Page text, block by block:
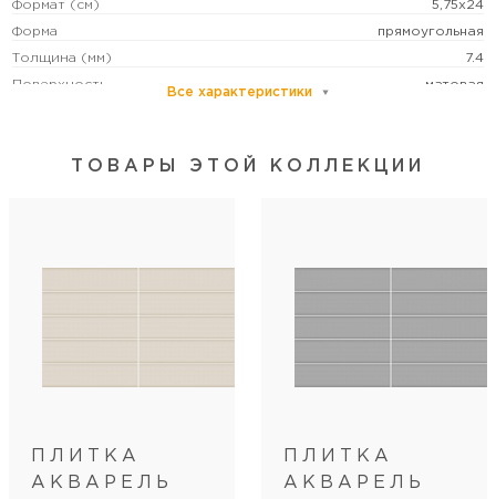
Формат (см) 5,75х24
Форма прямоугольная
Толщина (мм) 7.4
Поверхность матовая
Стиль коллекции современный
Кол-во шт в коробке 28
Все характеристики
ТОВАРЫ ЭТОЙ КОЛЛЕКЦИИ
ПЛИТКА
АКВАРЕЛЬ
ПЛИТКА
АКВАРЕЛЬ